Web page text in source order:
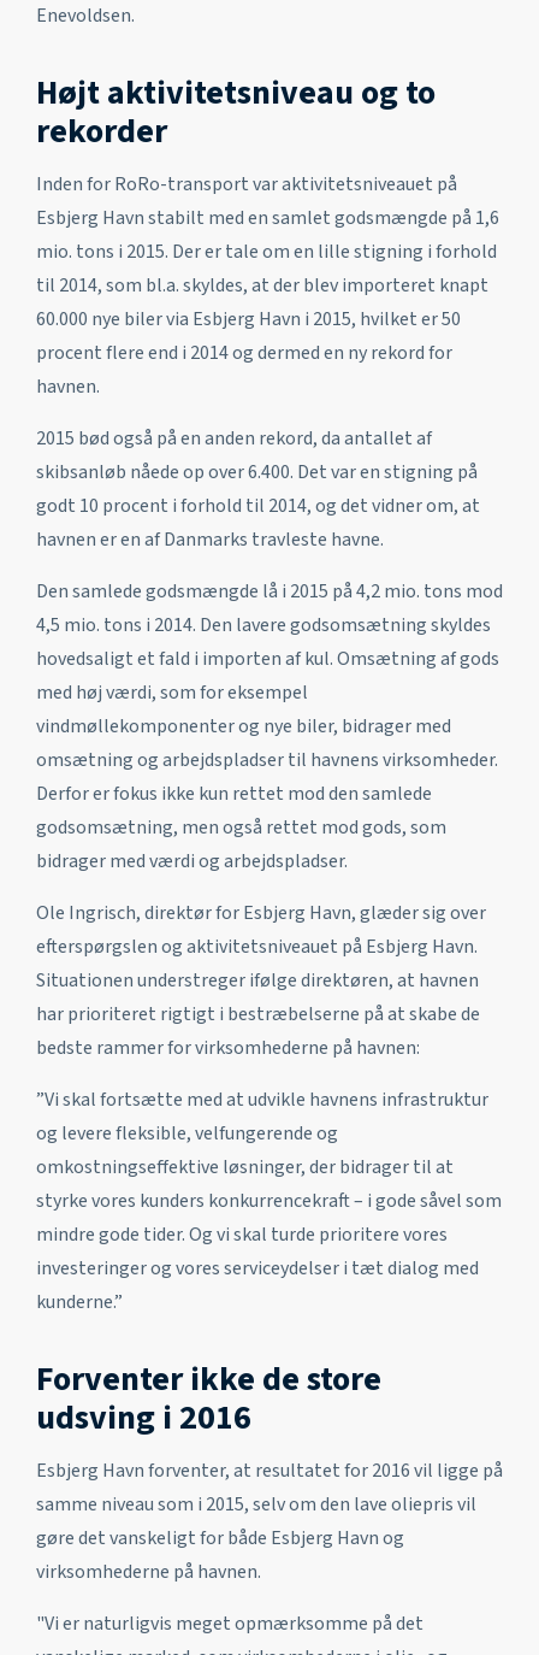
Enevoldsen.
Højt aktivitetsniveau og to
rekorder
Inden for RoRo-transport var aktivitetsniveauet på
Esbjerg Havn stabilt med en samlet godsmængde på 1,6
mio. tons i 2015. Der er tale om en lille stigning i forhold
til 2014, som bl.a. skyldes, at der blev importeret knapt
60.000 nye biler via Esbjerg Havn i 2015, hvilket er 50
procent flere end i 2014 og dermed en ny rekord for
havnen.
2015 bød også på en anden rekord, da antallet af
skibsanløb nåede op over 6.400. Det var en stigning på
godt 10 procent i forhold til 2014, og det vidner om, at
havnen er en af Danmarks travleste havne.
Den samlede godsmængde lå i 2015 på 4,2 mio. tons mod
4,5 mio. tons i 2014. Den lavere godsomsætning skyldes
hovedsaligt et fald i importen af kul. Omsætning af gods
med høj værdi, som for eksempel
vindmøllekomponenter og nye biler, bidrager med
omsætning og arbejdspladser til havnens virksomheder.
Derfor er fokus ikke kun rettet mod den samlede
godsomsætning, men også rettet mod gods, som
bidrager med værdi og arbejdspladser.
Ole Ingrisch, direktør for Esbjerg Havn, glæder sig over
efterspørgslen og aktivitetsniveauet på Esbjerg Havn.
Situationen understreger ifølge direktøren, at havnen
har prioriteret rigtigt i bestræbelserne på at skabe de
bedste rammer for virksomhederne på havnen:
”Vi skal fortsætte med at udvikle havnens infrastruktur
og levere fleksible, velfungerende og
omkostningseffektive løsninger, der bidrager til at
styrke vores kunders konkurrencekraft – i gode såvel som
mindre gode tider. Og vi skal turde prioritere vores
investeringer og vores serviceydelser i tæt dialog med
kunderne.”
Forventer ikke de store
udsving i 2016
Esbjerg Havn forventer, at resultatet for 2016 vil ligge på
samme niveau som i 2015, selv om den lave oliepris vil
gøre det vanskeligt for både Esbjerg Havn og
virksomhederne på havnen.
"Vi er naturligvis meget opmærksomme på det